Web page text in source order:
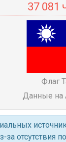
37 081
Флаг
Данные на
отсутствия